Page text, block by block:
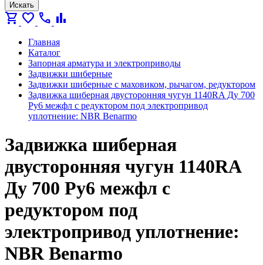
Искать
shopping_cart favorite call bar_chart
Главная
Каталог
Запорная арматура и электроприводы
Задвижки шиберные
Задвижки шиберные с маховиком, рычагом, редуктором
Задвижка шиберная двусторонняя чугун 1140RA Ду 700
Ру6 межфл с редуктором под электропривод
уплотнение: NBR Benarmo
Задвижка шиберная
двусторонняя чугун 1140RA
Ду 700 Ру6 межфл с
редуктором под
электропривод уплотнение:
NBR Benarmo